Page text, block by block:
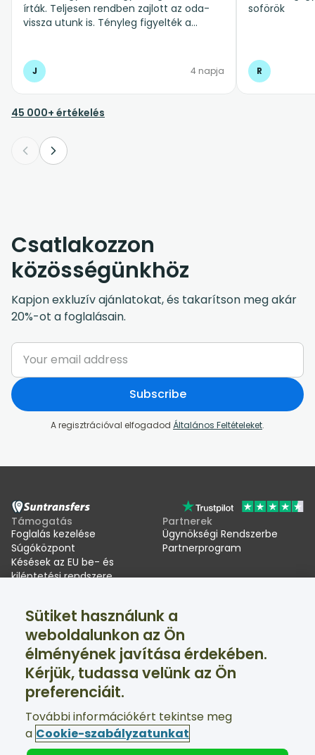
írták. Teljesen rendben zajlott az oda-
vissza utunk is. Tényleg figyelték a
J 4 napja
soförök
R
45 000+ értékelés
Csatlakozzon
közösségünkhöz
Kapjon exkluzív ajánlatokat, és takarítson meg akár
20%-ot a foglalásain.
Subscribe
A regisztrációval elfogadod Általános Feltételeket.
Támogatás
Foglalás kezelése
Súgóközpont
Késések az EU be- és
kiléptetési rendszere
Partnerek
Ügynökségi Rendszerbe
Partnerprogram
Suntransfers
Rólunk
Értékelések
Sítranszferek
Közösségi oldalak
Facebook
Twitter
Támogatás a nap 24 órájában, a hét minden napján
elérhető
Sütiket használunk a
weboldalunkon az Ön
élményének javítása érdekében.
Kérjük, tudassa velünk az Ön
preferenciáit.
További információkért tekintse meg
a Cookie-szabályzatunkat